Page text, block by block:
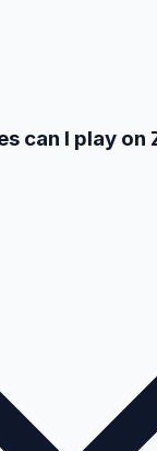
can I play on